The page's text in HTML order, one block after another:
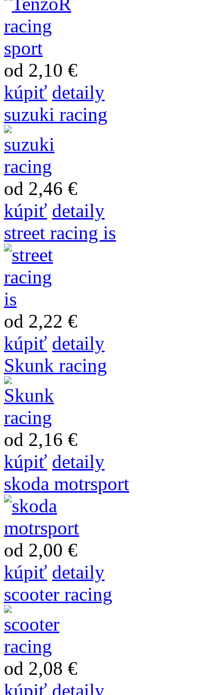
od 2,10 €
kúpiť detaily
suzuki racing
od 2,46 €
kúpiť detaily
street racing is
od 2,22 €
kúpiť detaily
Skunk racing
od 2,16 €
kúpiť detaily
skoda motrsport
od 2,00 €
kúpiť detaily
scooter racing
od 2,08 €
kúpiť detaily